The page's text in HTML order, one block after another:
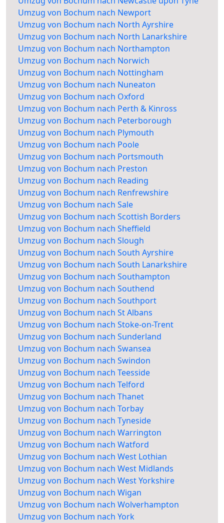
Umzug von Bochum nach Newport
Umzug von Bochum nach North Ayrshire
Umzug von Bochum nach North Lanarkshire
Umzug von Bochum nach Northampton
Umzug von Bochum nach Norwich
Umzug von Bochum nach Nottingham
Umzug von Bochum nach Nuneaton
Umzug von Bochum nach Oxford
Umzug von Bochum nach Perth & Kinross
Umzug von Bochum nach Peterborough
Umzug von Bochum nach Plymouth
Umzug von Bochum nach Poole
Umzug von Bochum nach Portsmouth
Umzug von Bochum nach Preston
Umzug von Bochum nach Reading
Umzug von Bochum nach Renfrewshire
Umzug von Bochum nach Sale
Umzug von Bochum nach Scottish Borders
Umzug von Bochum nach Sheffield
Umzug von Bochum nach Slough
Umzug von Bochum nach South Ayrshire
Umzug von Bochum nach South Lanarkshire
Umzug von Bochum nach Southampton
Umzug von Bochum nach Southend
Umzug von Bochum nach Southport
Umzug von Bochum nach St Albans
Umzug von Bochum nach Stoke-on-Trent
Umzug von Bochum nach Sunderland
Umzug von Bochum nach Swansea
Umzug von Bochum nach Swindon
Umzug von Bochum nach Teesside
Umzug von Bochum nach Telford
Umzug von Bochum nach Thanet
Umzug von Bochum nach Torbay
Umzug von Bochum nach Tyneside
Umzug von Bochum nach Warrington
Umzug von Bochum nach Watford
Umzug von Bochum nach West Lothian
Umzug von Bochum nach West Midlands
Umzug von Bochum nach West Yorkshire
Umzug von Bochum nach Wigan
Umzug von Bochum nach Wolverhampton
Umzug von Bochum nach York